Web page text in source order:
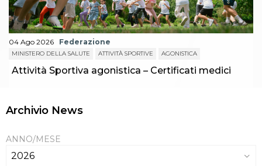
04 Ago 2026 Federazione
MINISTERO DELLA SALUTE ATTIVITÀ SPORTIVE AGONISTICA
Attività Sportiva agonistica – Certificati medici
Archivio News
ANNO/MESE
2026